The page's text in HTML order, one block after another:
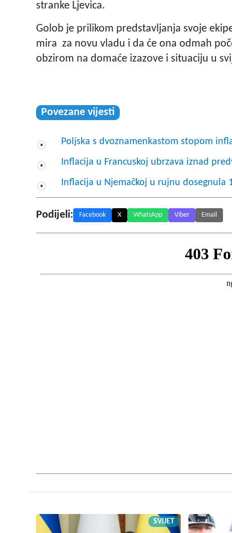
stranke Ljevica.
Golob je prilikom predstavljanja svoje
mira za novu vladu i da će ona odmah
obzirom na domaće izazove i situaciju u
Povezane vijesti
Poljska s dvoznamenkastom stopom
Inflacija u Francuskoj ubrzava iznad
Inflacija u Njemačkoj u rujnu dosegnula
Podijeli: Facebook X WhatsApp Viber Email
SVIJET